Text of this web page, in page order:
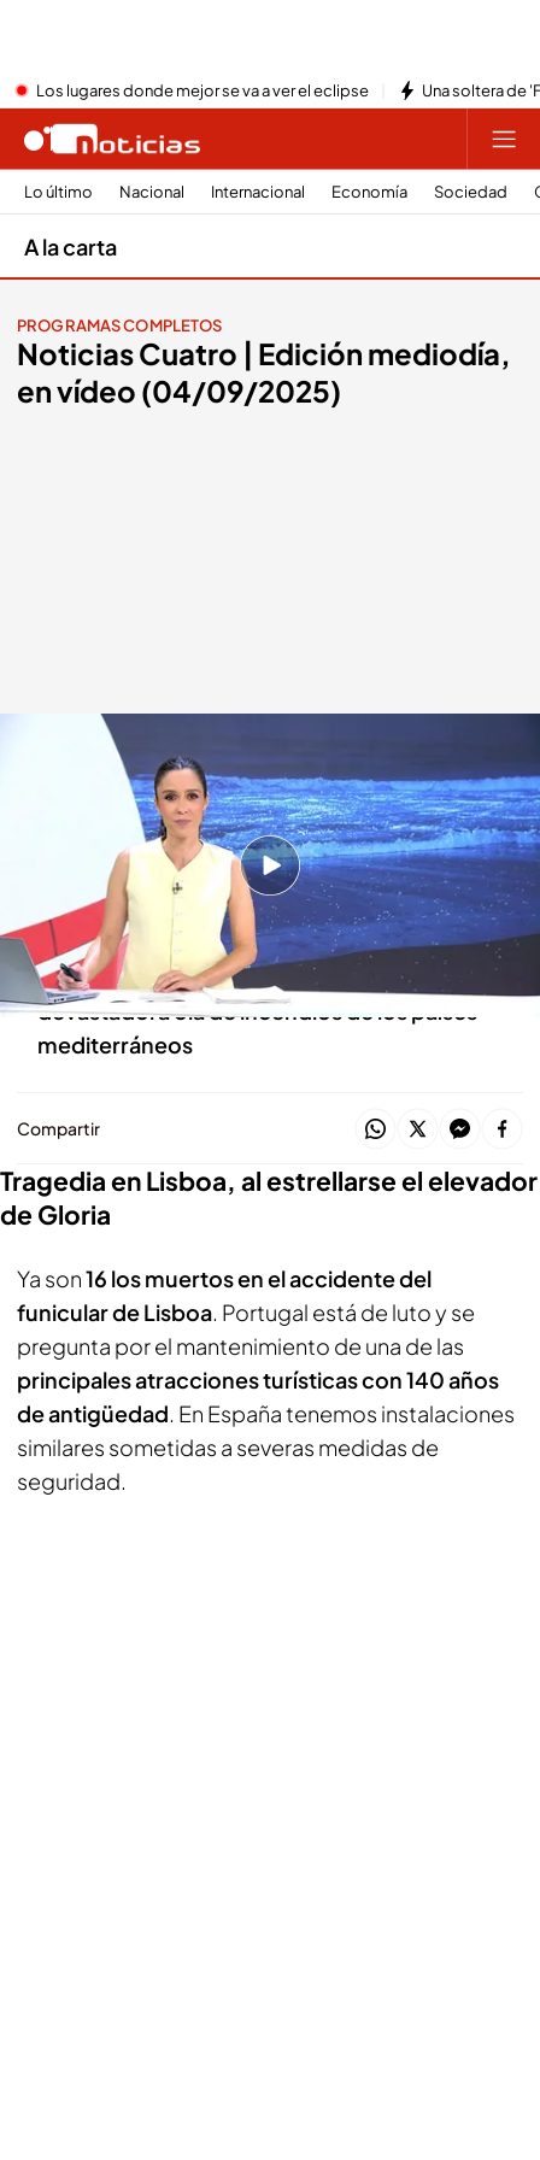
Los lugares donde mejor se va a ver el eclipse Una soltera de
Lo último Nacional Internacional Economía Sociedad
A la carta
PROGRAMAS COMPLETOS
Noticias Cuatro | Edición mediodía,
en vídeo (04/09/2025)
Las noticias, de la mano de Alba Lago
Redacción digital Noticias Cuatro
04 SEP 2025 - 17:39h.Actualizado a las 17:39h.
Tragedia en Lisboa, al estrellarse el elevador de
Gloria
El cambio climático está detrás de la
devastadora ola de incendios de los países
mediterráneos
Compartir
Tragedia en Lisboa, al estrellarse el elevador
de Gloria
Ya son16 los muertos en el accidente del
funicular de Lisboa. Portugal está de luto y se
pregunta por el mantenimiento de una de las
principales atracciones turísticas con 140 años
de antigüedad. En España tenemos instalaciones
similares sometidas a severas medidas de
seguridad.